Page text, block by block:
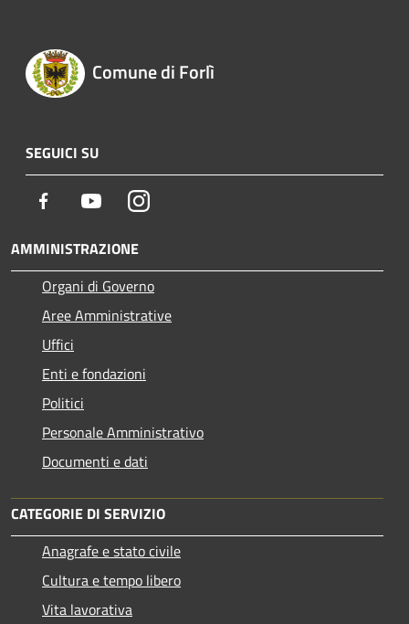
Comune di Forlì
SEGUICI SU
Facebook YoutubeInstagram
AMMINISTRAZIONE
Organi di Governo
Aree Amministrative
Uffici
Enti e fondazioni
Politici
Personale Amministrativo
Documenti e dati
CATEGORIE DI SERVIZIO
Anagrafe e stato civile
Cultura e tempo libero
Vita lavorativa